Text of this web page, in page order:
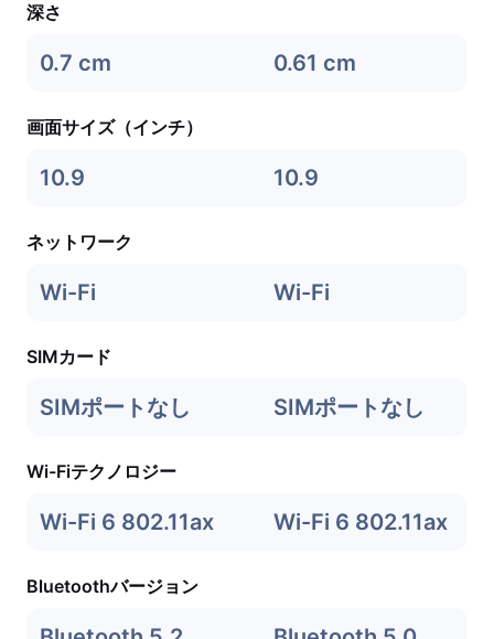
深さ
0.7 cm 0.61 cm
画面サイズ（インチ）
10.9 10.9
ネットワーク
Wi-Fi Wi-Fi
SIMカード
SIMポートなし SIMポートなし
Wi-Fiテクノロジー
Wi-Fi 6 802.11ax Wi-Fi 6 802.11ax
Bluetoothバージョン